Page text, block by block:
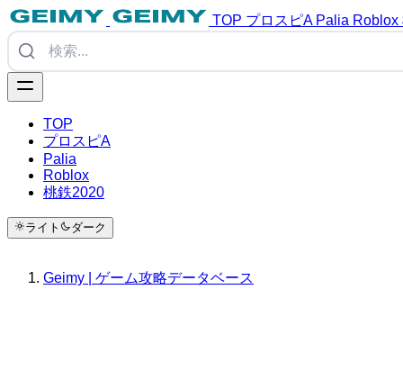
TOP プロスピA Palia Roblox
TOP
プロスピA
Palia
Roblox
桃鉄2020
ライト ダーク
Geimy | ゲーム攻略データベース